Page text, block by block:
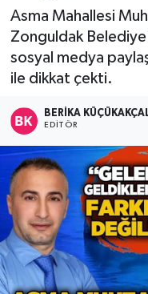
Asma Mahallesi
Zonguldak Belediye
sosyal medya
ile dikkat çekti.
BERIKA
EDITÖR
Karabük
Devrek
BİLİM VE
DUNYA
Düzce